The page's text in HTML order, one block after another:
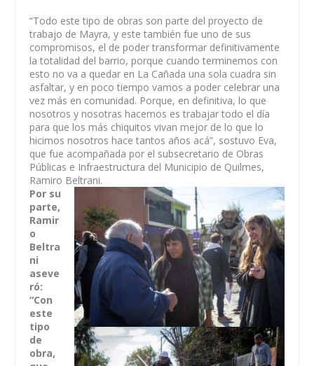
“Todo este tipo de obras son parte del proyecto de
trabajo de Mayra, y este también fue uno de sus
compromisos, el de poder transformar definitivamente
la totalidad del barrio, porque cuando terminemos con
esto no va a quedar en La Cañada una sola cuadra sin
asfaltar, y en poco tiempo vamos a poder celebrar una
vez más en comunidad. Porque, en definitiva, lo que
nosotros y nosotras hacemos es trabajar todo el día
para que los más chiquitos vivan mejor de lo que lo
hicimos nosotros hace tantos años acá”, sostuvo Eva,
que fue acompañada por el subsecretario de Obras
Públicas e Infraestructura del Municipio de Quilmes,
Ramiro Beltrani.
Por su
parte,
Ramir
o
Beltra
ni
aseve
ró:
“Con
este
tipo
de
obra,